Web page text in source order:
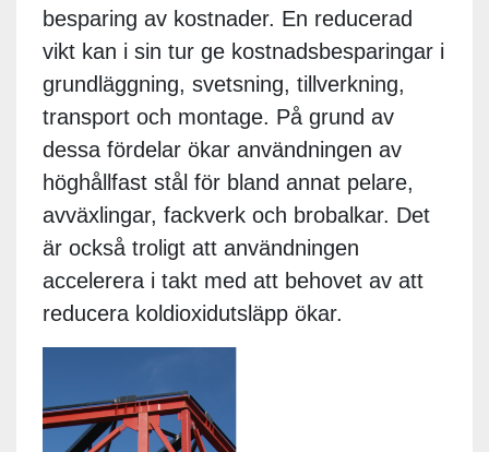
besparing av kostnader. En reducerad
vikt kan i sin tur ge kostnadsbesparingar i
grundläggning, svetsning, tillverkning,
transport och montage. På grund av
dessa fördelar ökar användningen av
höghållfast stål för bland annat pelare,
avväxlingar, fackverk och brobalkar. Det
är också troligt att användningen
accelerera i takt med att behovet av att
reducera koldioxidutsläpp ökar.